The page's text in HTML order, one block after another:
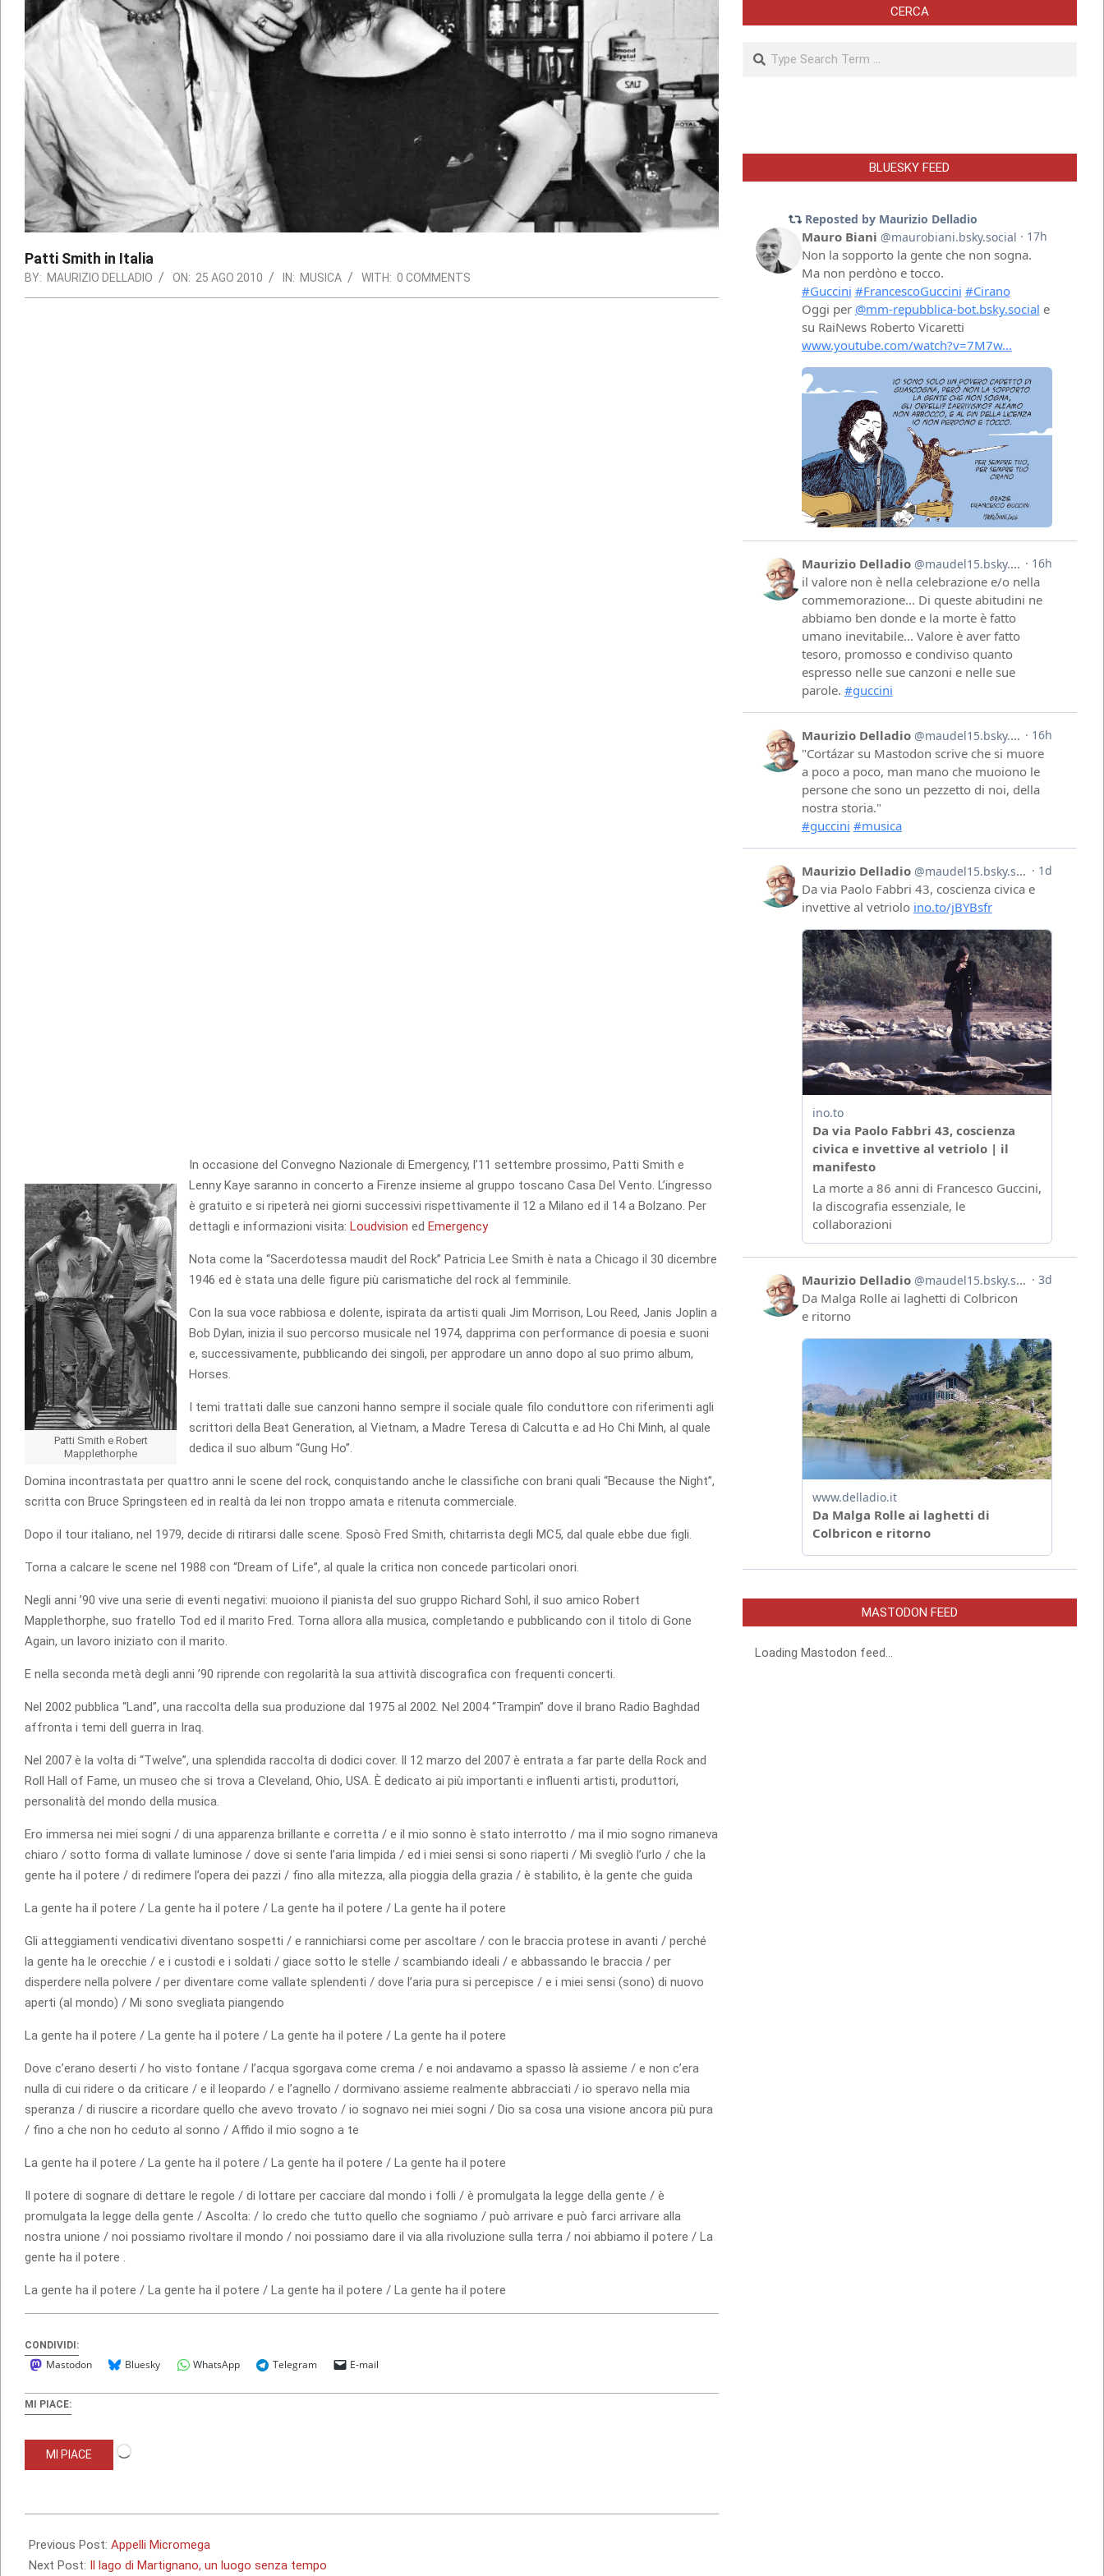
Patti Smith in Italia
BY: MAURIZIO DELLADIO ON: 25 AGO 2010 IN: MUSICA WITH: 0 COMMENTS
Patti Smith e Robert
Mapplethorphe
In occasione del Convegno Nazionale di Emergency, l’11 settembre prossimo, Patti Smith e
Lenny Kaye saranno in concerto a Firenze insieme al gruppo toscano Casa Del Vento. L’ingresso
è gratuito e si ripeterà nei giorni successivi rispettivamente il 12 a Milano ed il 14 a Bolzano. Per
dettagli e informazioni visita: Loudvision ed Emergency
Nota come la “Sacerdotessa maudit del Rock” Patricia Lee Smith è nata a Chicago il 30 dicembre
1946 ed è stata una delle figure più carismatiche del rock al femminile.
Con la sua voce rabbiosa e dolente, ispirata da artisti quali Jim Morrison, Lou Reed, Janis Joplin a
Bob Dylan, inizia il suo percorso musicale nel 1974, dapprima con performance di poesia e suoni
e, successivamente, pubblicando dei singoli, per approdare un anno dopo al suo primo album,
Horses.
I temi trattati dalle sue canzoni hanno sempre il sociale quale filo conduttore con riferimenti agli
scrittori della Beat Generation, al Vietnam, a Madre Teresa di Calcutta e ad Ho Chi Minh, al quale
dedica il suo album “Gung Ho”.
Domina incontrastata per quattro anni le scene del rock, conquistando anche le classifiche con brani quali “Because the Night”,
scritta con Bruce Springsteen ed in realtà da lei non troppo amata e ritenuta commerciale.
Dopo il tour italiano, nel 1979, decide di ritirarsi dalle scene. Sposò Fred Smith, chitarrista degli MC5, dal quale ebbe due figli.
Torna a calcare le scene nel 1988 con “Dream of Life”, al quale la critica non concede particolari onori.
Negli anni ’90 vive una serie di eventi negativi: muoiono il pianista del suo gruppo Richard Sohl, il suo amico Robert
Mapplethorphe, suo fratello Tod ed il marito Fred. Torna allora alla musica, completando e pubblicando con il titolo di Gone
Again, un lavoro iniziato con il marito.
E nella seconda metà degli anni ’90 riprende con regolarità la sua attività discografica con frequenti concerti.
Nel 2002 pubblica “Land”, una raccolta della sua produzione dal 1975 al 2002. Nel 2004 “Trampin” dove il brano Radio Baghdad
affronta i temi dell guerra in Iraq.
Nel 2007 è la volta di “Twelve”, una splendida raccolta di dodici cover. Il 12 marzo del 2007 è entrata a far parte della Rock and
Roll Hall of Fame, un museo che si trova a Cleveland, Ohio, USA. È dedicato ai più importanti e influenti artisti, produttori,
personalità del mondo della musica.
Ero immersa nei miei sogni / di una apparenza brillante e corretta / e il mio sonno è stato interrotto / ma il mio sogno rimaneva
chiaro / sotto forma di vallate luminose / dove si sente l’aria limpida / ed i miei sensi si sono riaperti / Mi svegliò l’urlo / che la
gente ha il potere / di redimere l’opera dei pazzi / fino alla mitezza, alla pioggia della grazia / è stabilito, è la gente che guida
La gente ha il potere / La gente ha il potere / La gente ha il potere / La gente ha il potere
Gli atteggiamenti vendicativi diventano sospetti / e rannichiarsi come per ascoltare / con le braccia protese in avanti / perché
la gente ha le orecchie / e i custodi e i soldati / giace sotto le stelle / scambiando ideali / e abbassando le braccia / per
disperdere nella polvere / per diventare come vallate splendenti / dove l’aria pura si percepisce / e i miei sensi (sono) di nuovo
aperti (al mondo) / Mi sono svegliata piangendo
La gente ha il potere / La gente ha il potere / La gente ha il potere / La gente ha il potere
Dove c’erano deserti / ho visto fontane / l’acqua sgorgava come crema / e noi andavamo a spasso là assieme / e non c’era
nulla di cui ridere o da criticare / e il leopardo / e l’agnello / dormivano assieme realmente abbracciati / io speravo nella mia
speranza / di riuscire a ricordare quello che avevo trovato / io sognavo nei miei sogni / Dio sa cosa una visione ancora più pura
/ fino a che non ho ceduto al sonno / Affido il mio sogno a te
La gente ha il potere / La gente ha il potere / La gente ha il potere / La gente ha il potere
Il potere di sognare di dettare le regole / di lottare per cacciare dal mondo i folli / è promulgata la legge della gente / è
promulgata la legge della gente / Ascolta: / Io credo che tutto quello che sogniamo / può arrivare e può farci arrivare alla
nostra unione / noi possiamo rivoltare il mondo / noi possiamo dare il via alla rivoluzione sulla terra / noi abbiamo il potere / La
gente ha il potere .
La gente ha il potere / La gente ha il potere / La gente ha il potere / La gente ha il potere
CONDIVIDI:
Mastodon Bluesky WhatsApp Telegram E-mail
MI PIACE:
MI PIACE
08-
25
Previous Post: Appelli Micromega
Next Post: Il lago di Martignano, un luogo senza tempo
CERCA
Search
BLUESKY FEED
MASTODON FEED
Loading Mastodon feed...